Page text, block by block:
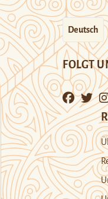
Deutsch
FOLGT